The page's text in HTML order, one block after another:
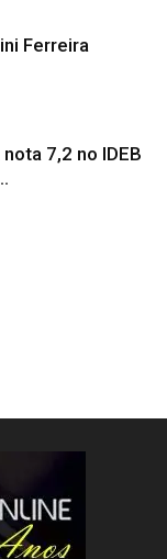
Ferreira
7,2 no IDEB